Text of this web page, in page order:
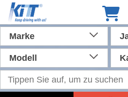
Marke
Modell